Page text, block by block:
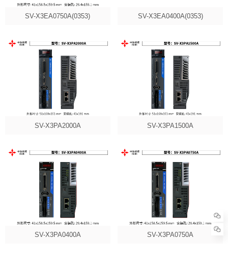
SV-X3EA0750A(0353) SV-X3EA0400A(0353)
SV-X3PA2000A SV-X3PA1500A
SV-X3PA0400A SV-X3PA0750A